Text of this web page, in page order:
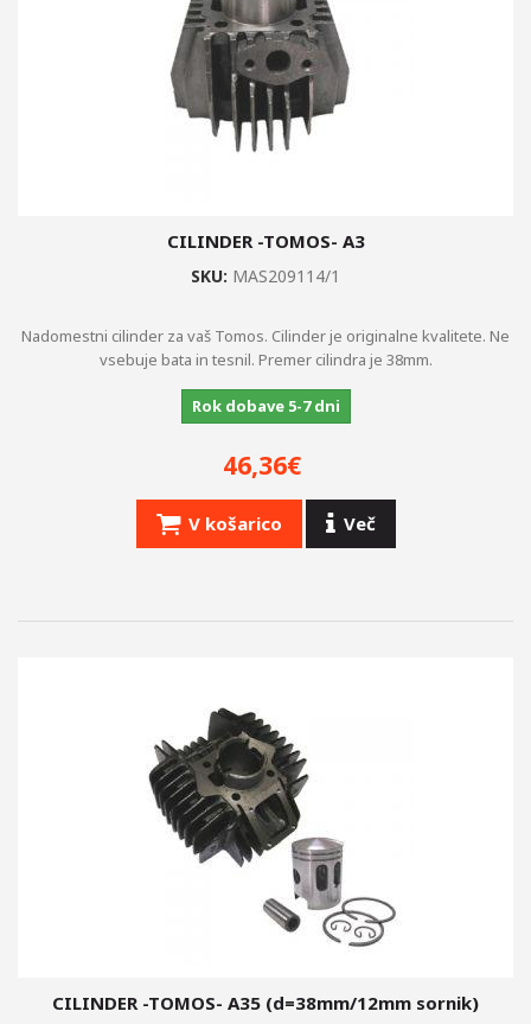
CILINDER -TOMOS- A3
SKU: MAS209114/1
Nadomestni cilinder za vaš Tomos. Cilinder je originalne kvalitete. Ne
vsebuje bata in tesnil. Premer cilindra je 38mm.
Rok dobave 5-7 dni
46,36€
V košarico Več
CILINDER -TOMOS- A35 (d=38mm/12mm sornik)